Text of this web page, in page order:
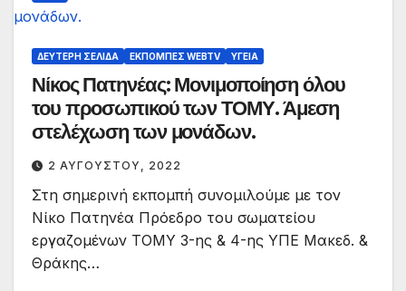
ΔΕΎΤΕΡΗ ΣΕΛΊΔΑ ΕΚΠΟΜΠΈΣ WEBTV ΥΓΕΊΑ
Νίκος Πατηνέας: Μονιμοποίηση όλου
του προσωπικού των ΤΟΜΥ. Άμεση
στελέχωση των μονάδων.
2 ΑΥΓΟΎΣΤΟΥ, 2022
Στη σημερινή εκπομπή συνομιλούμε με τον
Νίκο Πατηνέα Πρόεδρο του σωματείου
εργαζομένων ΤΟΜΥ 3-ης & 4-ης ΥΠΕ Μακεδ. &
Θράκης…